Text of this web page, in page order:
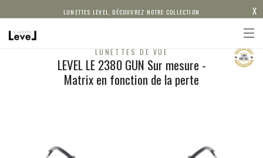
LUNETTES LEVEL, DÉCOUVREZ NOTRE COLLECTION X
LUNETTES DE VUE
LEVEL LE 2380 GUN Sur mesure -
Matrix en fonction de la perte